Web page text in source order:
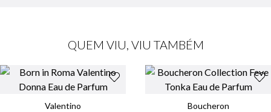
QUEM VIU, VIU TAMBÉM
Valentino Boucheron